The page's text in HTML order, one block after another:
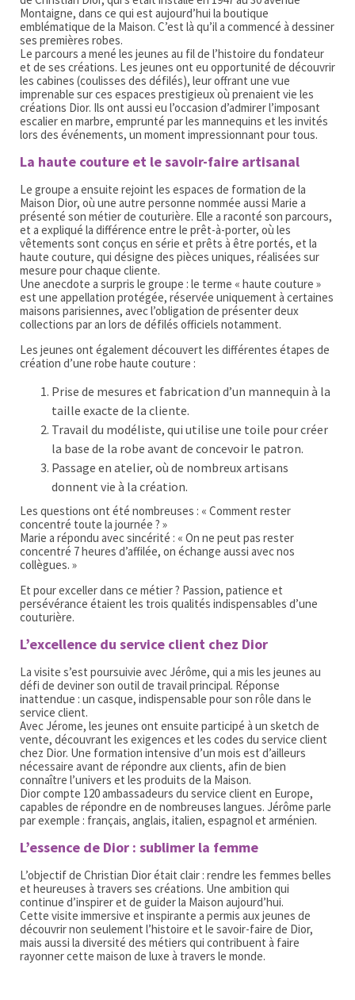
Montaigne, dans ce qui est aujourd’hui la boutique
emblématique de la Maison. C’est là qu’il a commencé à dessiner
ses premières robes.
Le parcours a mené les jeunes au fil de l’histoire du fondateur
et de ses créations. Les jeunes ont eu opportunité de découvrir
les cabines (coulisses des défilés), leur offrant une vue
imprenable sur ces espaces prestigieux où prenaient vie les
créations Dior. Ils ont aussi eu l’occasion d’admirer l’imposant
escalier en marbre, emprunté par les mannequins et les invités
lors des événements, un moment impressionnant pour tous.
La haute couture et le savoir-faire artisanal
Le groupe a ensuite rejoint les espaces de formation de la
Maison Dior, où une autre personne nommée aussi Marie a
présenté son métier de couturière. Elle a raconté son parcours,
et a expliqué la différence entre le prêt-à-porter, où les
vêtements sont conçus en série et prêts à être portés, et la
haute couture, qui désigne des pièces uniques, réalisées sur
mesure pour chaque cliente.
Une anecdote a surpris le groupe : le terme « haute couture »
est une appellation protégée, réservée uniquement à certaines
maisons parisiennes, avec l’obligation de présenter deux
collections par an lors de défilés officiels notamment.
Les jeunes ont également découvert les différentes étapes de
création d’une robe haute couture :
Prise de mesures et fabrication d’un mannequin à la
taille exacte de la cliente.
Travail du modéliste, qui utilise une toile pour créer
la base de la robe avant de concevoir le patron.
Passage en atelier, où de nombreux artisans
donnent vie à la création.
Les questions ont été nombreuses : « Comment rester
concentré toute la journée ? »
Marie a répondu avec sincérité : « On ne peut pas rester
concentré 7 heures d’affilée, on échange aussi avec nos
collègues. »
Et pour exceller dans ce métier ? Passion, patience et
persévérance étaient les trois qualités indispensables d’une
couturière.
L’excellence du service client chez Dior
La visite s’est poursuivie avec Jérôme, qui a mis les jeunes au
défi de deviner son outil de travail principal. Réponse
inattendue : un casque, indispensable pour son rôle dans le
service client.
Avec Jérome, les jeunes ont ensuite participé à un sketch de
vente, découvrant les exigences et les codes du service client
chez Dior. Une formation intensive d’un mois est d’ailleurs
nécessaire avant de répondre aux clients, afin de bien
connaître l’univers et les produits de la Maison.
Dior compte 120 ambassadeurs du service client en Europe,
capables de répondre en de nombreuses langues. Jérôme parle
par exemple : français, anglais, italien, espagnol et arménien.
L’essence de Dior : sublimer la femme
L’objectif de Christian Dior était clair : rendre les femmes belles
et heureuses à travers ses créations. Une ambition qui
continue d’inspirer et de guider la Maison aujourd’hui.
Cette visite immersive et inspirante a permis aux jeunes de
découvrir non seulement l’histoire et le savoir-faire de Dior,
mais aussi la diversité des métiers qui contribuent à faire
rayonner cette maison de luxe à travers le monde.